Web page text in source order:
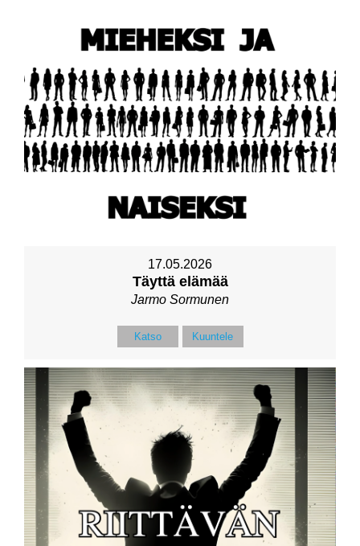
17.05.2026
Täyttä elämää
Jarmo Sormunen
Katso Kuuntele